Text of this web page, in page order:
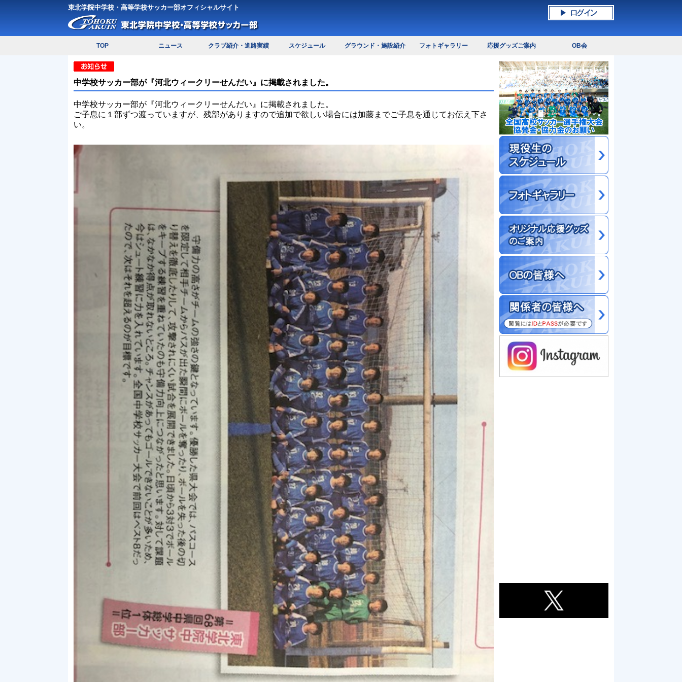
東北学院中学校・高等学校サッカー部オフィシャルサイト
TOP ニュース クラブ紹介・進路実績 スケジュール グラウンド・施設紹介 フォトギャラリー 応援グッズご案内 OB会
中学校サッカー部が『河北ウィークリーせんだい』に掲載されました。
中学校サッカー部が『河北ウィークリーせんだい』に掲載されました。
ご子息に１部ずつ渡っていますが、残部がありますので追加で欲しい場合には加藤までご子息を通じてお伝え下さ
い。